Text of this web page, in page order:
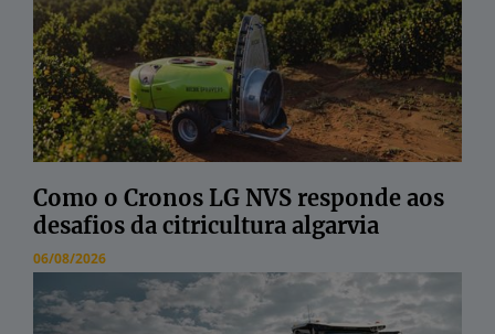
Como o Cronos LG NVS responde aos
desafios da citricultura algarvia
06/08/2026